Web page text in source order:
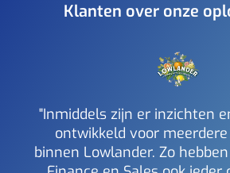
Klanten over onze
"Inmiddels zijn er inzichten
ontwikkeld voor
binnen Lowlander. Zo